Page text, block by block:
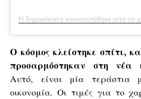
Ο κόσμος κλείστηκε σπίτι,
προσαρμόστηκαν στη νέα
Αυτό, είναι μία τεράστια
οικονομία. Οι τιμές για το